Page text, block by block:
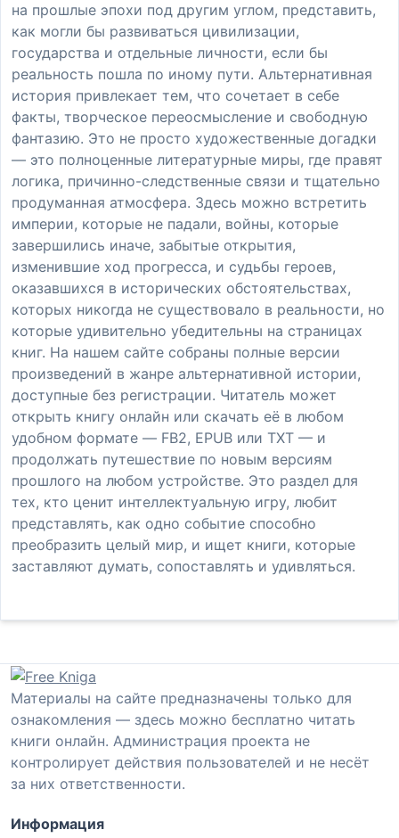
на прошлые эпохи под другим углом, представить,
как могли бы развиваться цивилизации,
государства и отдельные личности, если бы
реальность пошла по иному пути. Альтернативная
история привлекает тем, что сочетает в себе
факты, творческое переосмысление и свободную
фантазию. Это не просто художественные догадки
— это полноценные литературные миры, где правят
логика, причинно-следственные связи и тщательно
продуманная атмосфера. Здесь можно встретить
империи, которые не падали, войны, которые
завершились иначе, забытые открытия,
изменившие ход прогресса, и судьбы героев,
оказавшихся в исторических обстоятельствах,
которых никогда не существовало в реальности, но
которые удивительно убедительны на страницах
книг. На нашем сайте собраны полные версии
произведений в жанре альтернативной истории,
доступные без регистрации. Читатель может
открыть книгу онлайн или скачать её в любом
удобном формате — FB2, EPUB или TXT — и
продолжать путешествие по новым версиям
прошлого на любом устройстве. Это раздел для
тех, кто ценит интеллектуальную игру, любит
представлять, как одно событие способно
преобразить целый мир, и ищет книги, которые
заставляют думать, сопоставлять и удивляться.
Материалы на сайте предназначены только для
ознакомления — здесь можно бесплатно читать
книги онлайн. Администрация проекта не
контролирует действия пользователей и не несёт
за них ответственности.
Информация